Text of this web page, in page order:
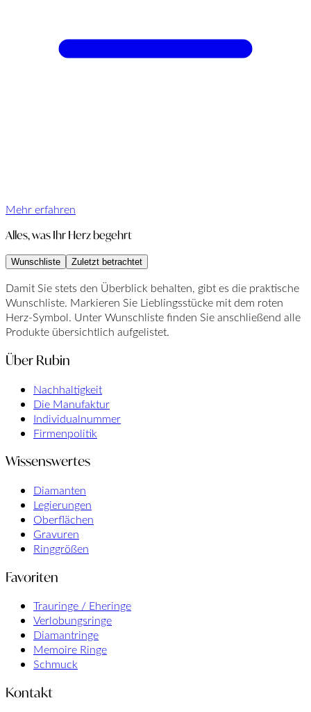
Mehr erfahren
Alles, was Ihr Herz begehrt
Wunschliste Zuletzt betrachtet
Damit Sie stets den Überblick behalten, gibt es die praktische
Wunschliste. Markieren Sie Lieblingsstücke mit dem roten
Herz-Symbol. Unter Wunschliste finden Sie anschließend alle
Produkte übersichtlich aufgelistet.
Über Rubin
Nachhaltigkeit
Die Manufaktur
Individualnummer
Firmenpolitik
Wissenswertes
Diamanten
Legierungen
Oberflächen
Gravuren
Ringgrößen
Favoriten
Trauringe / Eheringe
Verlobungsringe
Diamantringe
Memoire Ringe
Schmuck
Kontakt